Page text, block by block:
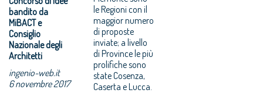
bandito da
MiBACT e
Consiglio
Nazionale degli
Architetti
ingenio-web.it
6 novembre 2017
le Regioni con il
maggior numero
di proposte
inviate; a livello
di Province le più
prolifiche sono
state Cosenza,
Caserta e Lucca.